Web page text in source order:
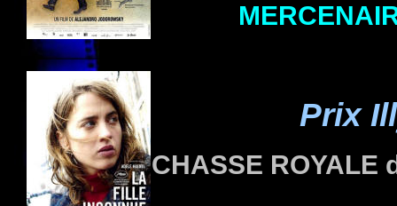
Prix
CHASSE ROYALE